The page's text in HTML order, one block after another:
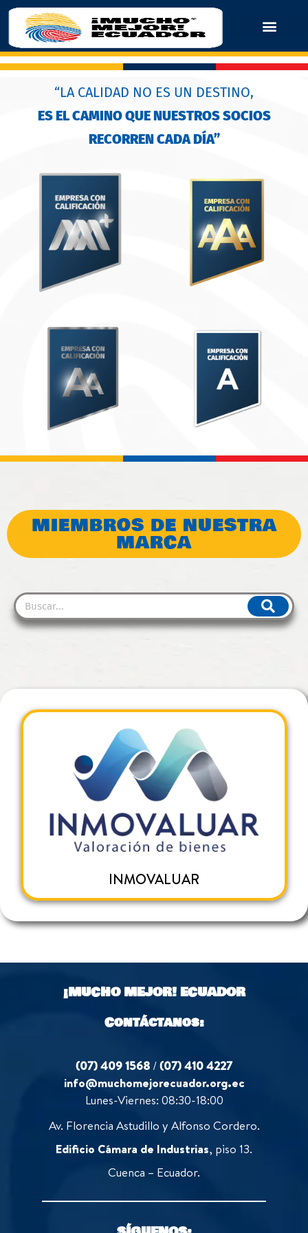
“LA CALIDAD NO ES UN DESTINO,
ES EL CAMINO QUE NUESTROS SOCIOS
RECORREN CADA DÍA”
MIEMBROS DE NUESTRA
MARCA
INMOVALUAR
¡MUCHO MEJOR!ECUADOR
Contáctanos:
(07) 409 1568 /(07) 410 4227
info@muchomejorecuador.org.ec
Lunes-Viernes: 08:30-18:00
Av. Florencia Astudillo y Alfonso Cordero.
Edificio Cámara de Industrias, piso 13.
Cuenca – Ecuador.